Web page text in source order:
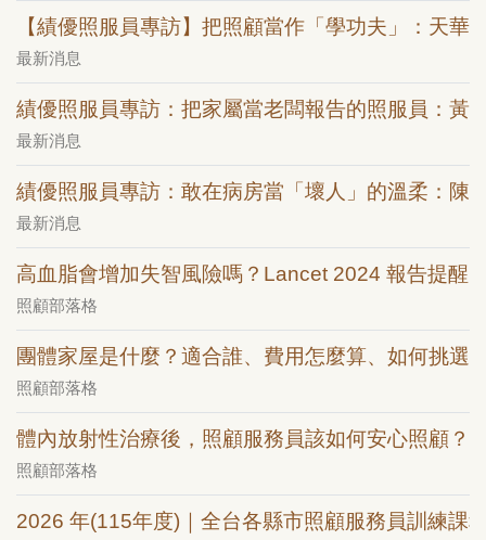
【績優照服員專訪】把照顧當作「學功夫」：天華
最新消息
績優照服員專訪：把家屬當老闆報告的照服員：黃
最新消息
績優照服員專訪：敢在病房當「壞人」的溫柔：陳
最新消息
高血脂會增加失智風險嗎？Lancet 2024 報告提醒
照顧部落格
團體家屋是什麼？適合誰、費用怎麼算、如何挑選
照顧部落格
體內放射性治療後，照顧服務員該如何安心照顧？
照顧部落格
2026 年(115年度)｜全台各縣市照顧服務員訓練課